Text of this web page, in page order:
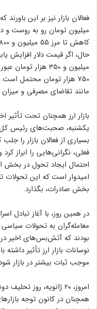
میلیون تومان رو به روست و
750 هزار تومان محتمل
مانند تقاضای مصرفی و
یکشنبه، صحبت‌های رئیس کل
بسیاری از فعالان بازار را
فعلی، نگرانی‌هایی را ابراز
احتمال ایجاد تحول در
امیدوار است که این تحولات
بخش صادرات، بگذارد.
در همین روز، با آغاز تبادل
معامله‌گران به تحولات سیاسی
بودند که آتش‌بس‌های اخیر
نوسانات بازار ارز تأثیر
موجب ثبات بیشتر در بازار
امروز، ۲۰ ژانویه، روز
همچنان در کانون توجه